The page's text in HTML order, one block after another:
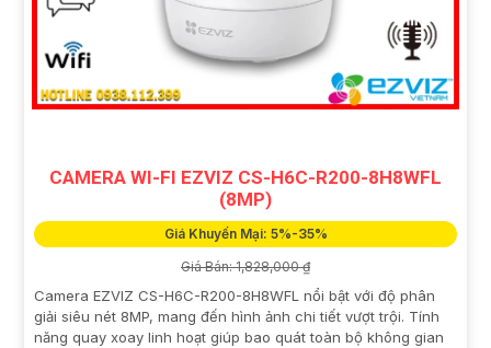
CAMERA WI-FI EZVIZ CS-H6C-R200-8H8WFL
(8MP)
Giá Khuyến Mại: 5%-35%
Giá Bán: 1,828,000 ₫
Camera EZVIZ CS-H6C-R200-8H8WFL nổi bật với độ phân
giải siêu nét 8MP, mang đến hình ảnh chi tiết vượt trội. Tính
năng quay xoay linh hoạt giúp bao quát toàn bộ không gian